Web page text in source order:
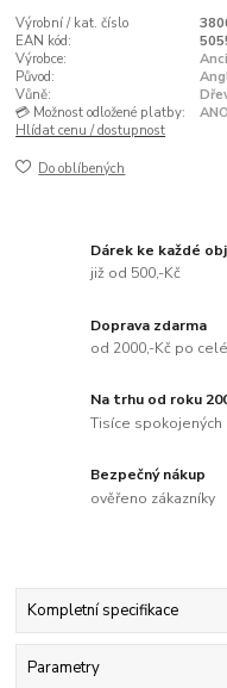
Výrobní / kat. číslo
EAN kód:
Výrobce:
Původ:
Vůně:
💳 Možnost odložené platby:
ANO
Hlídat cenu / dostupnost
Do oblíbených
Dárek ke každé
již od 500,-Kč
Doprava zdarma
od 2000,-Kč po
Na trhu od roku
Tisíce spokojených
Bezpečný nákup
ověřeno zákazníky
Kompletní specifikace
Parametry